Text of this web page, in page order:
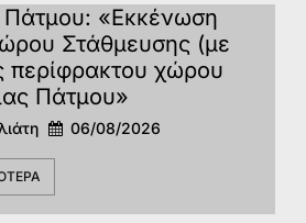
Πάτμου: «Εκκένωση
Στάθμευσης (με
περίφρακτου χώρου
Πάτμου»
06/08/2026